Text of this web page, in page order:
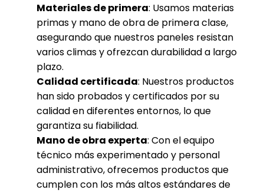
Materiales de primera: Usamos materias
primas y mano de obra de primera clase,
asegurando que nuestros paneles resistan
varios climas y ofrezcan durabilidad a largo
plazo.
Calidad certificada: Nuestros productos
han sido probados y certificados por su
calidad en diferentes entornos, lo que
garantiza su fiabilidad.
Mano de obra experta: Con el equipo
técnico más experimentado y personal
administrativo, ofrecemos productos que
cumplen con los más altos estándares de